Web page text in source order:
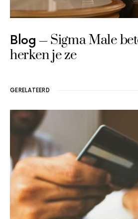
Blog
Sigma Male
herken je ze
GERELATEERD